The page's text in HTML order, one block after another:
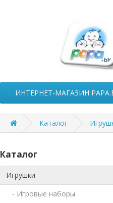
ИНТЕРНЕТ-МАГАЗИН
Каталог
Каталог
Игрушки
- Игровые наборы